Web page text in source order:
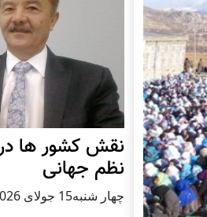
نقش کشور ها
نظم جهانی
چهار شنبه15 جولای 2026